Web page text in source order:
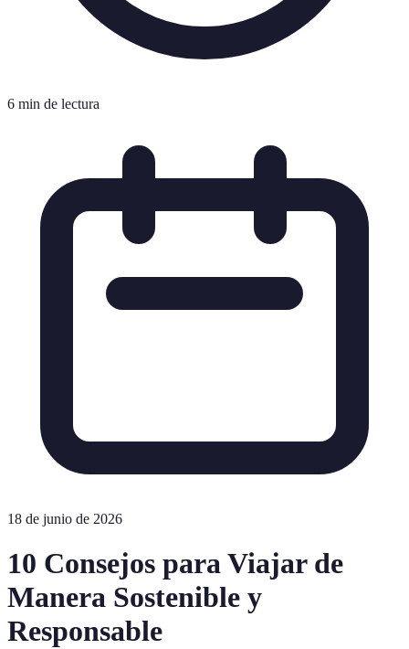
6 min de lectura
18 de junio de 2026
10 Consejos para Viajar de
Manera Sostenible y
Responsable